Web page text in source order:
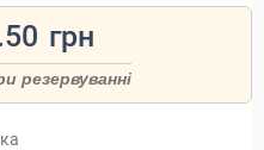
грн
резервуванні